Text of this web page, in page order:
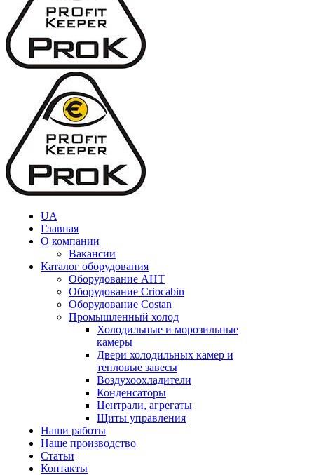
UA
Главная
О компании
Вакансии
Каталог оборудования
Оборудование AHT
Оборудование Criocabin
Оборудование Costan
Промышленный холод
Холодильные и морозильные
камеры
Двери холодильных камер и
тепловые завесы
Воздухоохладители
Конденсаторы
Централи, агрегаты
Щиты управления
Наши работы
Наше производство
Статьи
Контакты